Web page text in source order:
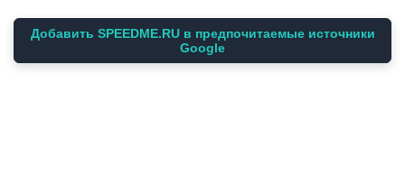
Добавить SPEEDME.RU в предпочитаемые источники
Google